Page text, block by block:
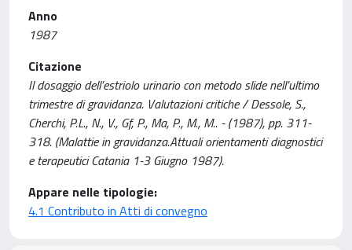
Anno
1987
Citazione
Il dosaggio dell’estriolo urinario con metodo slide nell’ultimo
trimestre di gravidanza. Valutazioni critiche / Dessole, S.,
Cherchi, P.L., N., V., Gf, P., Ma, P., M., M.. - (1987), pp. 311-
318. (Malattie in gravidanza.Attuali orientamenti diagnostici
e terapeutici Catania 1-3 Giugno 1987).
Appare nelle tipologie:
4.1 Contributo in Atti di convegno